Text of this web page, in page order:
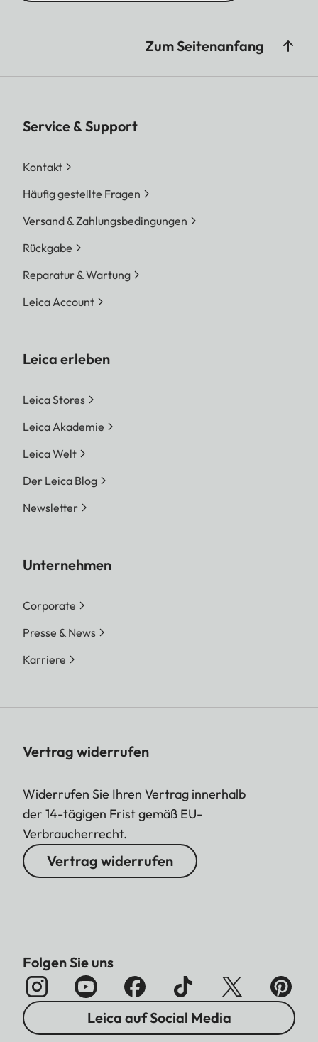
Zum Seitenanfang
Service & Support
Kontakt
Häufig gestellte Fragen
Versand & Zahlungsbedingungen
Rückgabe
Reparatur & Wartung
Leica Account
Leica erleben
Leica Stores
Leica Akademie
Leica Welt
Der Leica Blog
Newsletter
Unternehmen
Corporate
Presse & News
Karriere
Vertrag widerrufen
Widerrufen Sie Ihren Vertrag innerhalb
der 14-tägigen Frist gemäß EU-
Verbraucherrecht.
Vertrag widerrufen
Folgen Sie uns
Leica auf Social Media